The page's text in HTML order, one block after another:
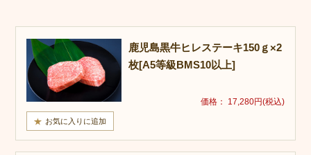
鹿児島黒牛ヒレステーキ150ｇ×2
枚[A5等級BMS10以上]
価格： 17,280円(税込)